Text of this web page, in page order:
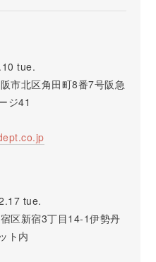
tue.
市北区角田町8番7号阪急
ジ41
tue.
区新宿3丁目14-1伊勢丹
ト内